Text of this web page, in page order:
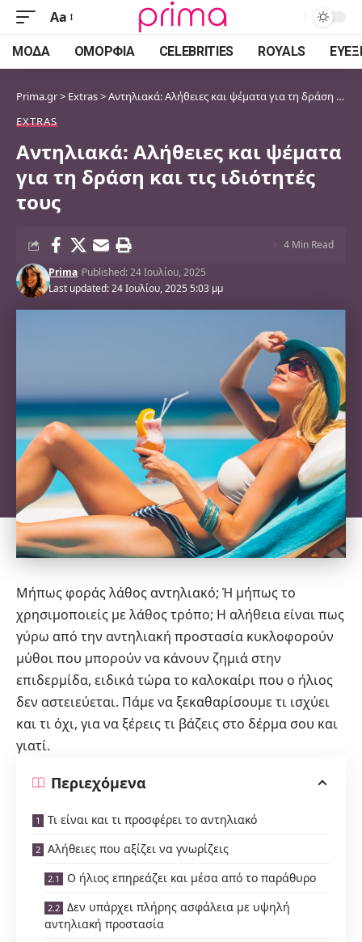
Font
Resizer
Aa
ΜΌΔΑ ΟΜΟΡΦΙΆ CELEBRITIES ROYALS
Prima.gr> Extras>Αντηλιακά: Αλήθειες και ψέματα για τη δράση και τις ιδιότητές τους
EXTRAS
Αντηλιακά: Αλήθειες και ψέματα
για τη δράση και τις ιδιότητές
τους
Last updated: 24 Ιουλίου, 2025 5:03 μμ
Prima Published: 24 Ιουλίου, 2025
4 Min Read
Μήπως φοράς λάθοςαντηλιακό; Ή μήπως το
χρησιμοποιείς με λάθος τρόπο; Η αλήθεια είναι πως
γύρω από την αντηλιακή προστασία κυκλοφορούν
μύθοι που μπορούν να κάνουν ζημιά στην
επιδερμίδα, ειδικά τώρα το καλοκαίρι που ο ήλιος
δεν αστειεύεται. Πάμε να ξεκαθαρίσουμε τι ισχύει
και τι όχι, για να ξέρεις τι βάζεις στο δέρμα σου και
γιατί.
Περιεχόμενα
Τι είναι και τι προσφέρει το αντηλιακό
Αλήθειες που αξίζει να γνωρίζεις
Ο ήλιος επηρεάζει και μέσα από το παράθυρο
Δεν υπάρχει πλήρης ασφάλεια με υψηλή
αντηλιακή προστασία